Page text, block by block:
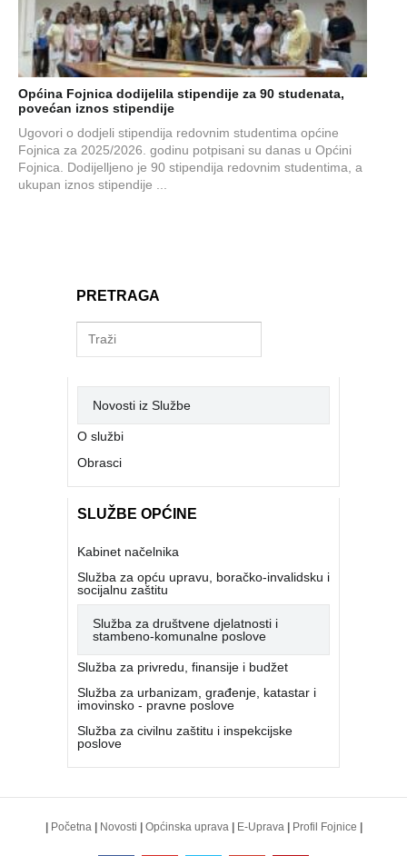
Općina Fojnica dodijelila stipendije za 90 studenata,
povećan iznos stipendije
Ugovori o dodjeli stipendija redovnim studentima općine
Fojnica za 2025/2026. godinu potpisani su danas u Općini
Fojnica. Dodijelljeno je 90 stipendija redovnim studentima, a
ukupan iznos stipendije ...
PRETRAGA
Novosti iz Službe
O službi
Obrasci
SLUŽBE OPĆINE
Kabinet načelnika
Služba za opću upravu, boračko-invalidsku i
socijalnu zaštitu
Služba za društvene djelatnosti i
stambeno-komunalne poslove
Služba za privredu, finansije i budžet
Služba za urbanizam, građenje, katastar i
imovinsko - pravne poslove
Služba za civilnu zaštitu i inspekcijske
poslove
| Početna | Novosti | Općinska uprava | E-Uprava | Profil Fojnice |